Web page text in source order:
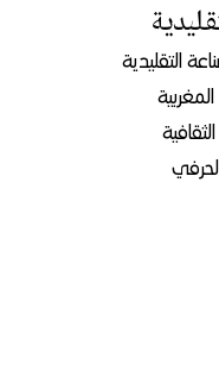
التقليدية